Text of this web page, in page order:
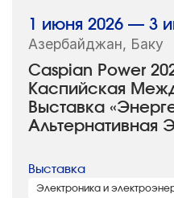
Caspian Power
Каспийская
Выставка
Альтернативная
1 июня 2026 — 3
Азербайджан, Баку
Выставка
Электроника и